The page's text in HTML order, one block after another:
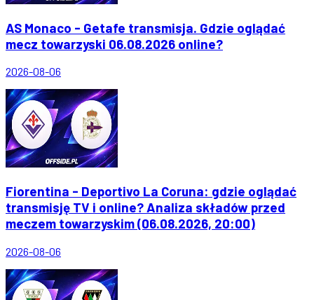
AS Monaco - Getafe transmisja. Gdzie oglądać
mecz towarzyski 06.08.2026 online?
2026-08-06
Fiorentina - Deportivo La Coruna: gdzie oglądać
transmisję TV i online? Analiza składów przed
meczem towarzyskim (06.08.2026, 20:00)
2026-08-06